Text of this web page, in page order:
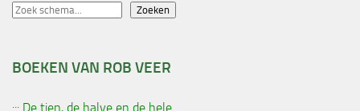
Zoeken
BOEKEN VAN ROB VEER
::: De tien, de halve en de hele